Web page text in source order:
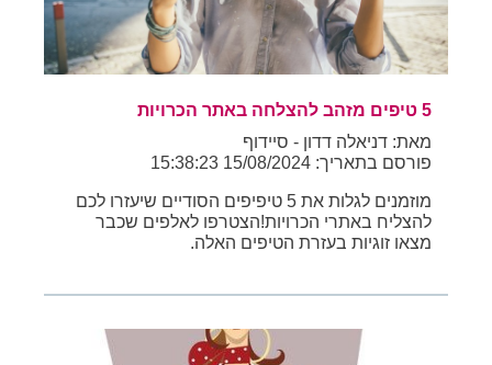
5 טיפים מזהב להצלחה באתר הכרויות
מאת: דניאלה דדון - סיידוף
פורסם בתאריך: 15/08/2024 15:38:23
מוזמנים לגלות את 5 טיפיפים הסודיים שיעזרו לכם
להצליח באתרי הכרויות!הצטרפו לאלפים שכבר
מצאו זוגיות בעזרת הטיפים האלה.